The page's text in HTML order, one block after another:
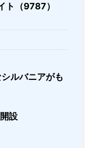
ト（9787）
ルバニアがも
設